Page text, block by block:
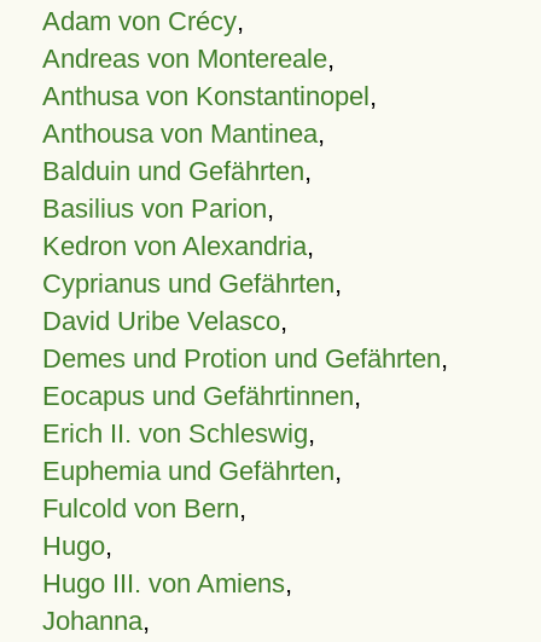
Adam von Crécy,
Andreas von Montereale,
Anthusa von Konstantinopel,
Anthousa von Mantinea,
Balduin und Gefährten,
Basilius von Parion,
Kedron von Alexandria,
Cyprianus und Gefährten,
David Uribe Velasco,
Demes und Protion und Gefährten,
Eocapus und Gefährtinnen,
Erich II. von Schleswig,
Euphemia und Gefährten,
Fulcold von Bern,
Hugo,
Hugo III. von Amiens,
Johanna,